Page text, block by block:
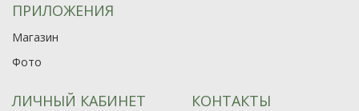
ПРИЛОЖЕНИЯ
Магазин
Фото
ЛИЧНЫЙ КАБИНЕТ КОНТАКТЫ